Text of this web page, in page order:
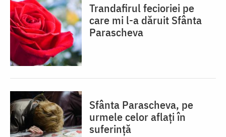
Trandafirul fecioriei pe
care mi l-a dăruit Sfânta
Parascheva
Sfânta Parascheva, pe
urmele celor aflați în
suferință